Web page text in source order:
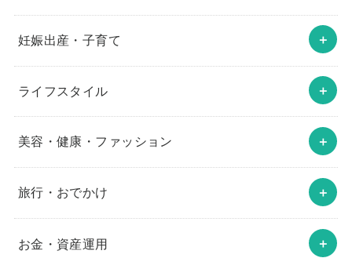
妊娠出産・子育て
ライフスタイル
美容・健康・ファッション
旅行・おでかけ
お金・資産運用